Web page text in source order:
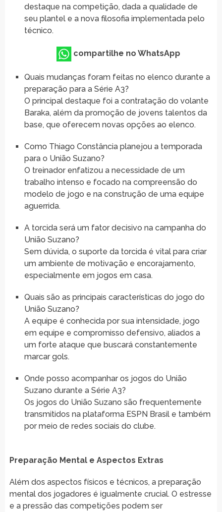
destaque na competição, dada a qualidade de
seu plantel e a nova filosofia implementada pelo
técnico.
compartilhe no WhatsApp
Quais mudanças foram feitas no elenco durante a
preparação para a Série A3?
O principal destaque foi a contratação do volante
Baraka, além da promoção de jovens talentos da
base, que oferecem novas opções ao elenco.
Como Thiago Constância planejou a temporada
para o União Suzano?
O treinador enfatizou a necessidade de um
trabalho intenso e focado na compreensão do
modelo de jogo e na construção de uma equipe
aguerrida.
A torcida será um fator decisivo na campanha do
União Suzano?
Sem dúvida, o suporte da torcida é vital para criar
um ambiente de motivação e encorajamento,
especialmente em jogos em casa.
Quais são as principais características do jogo do
União Suzano?
A equipe é conhecida por sua intensidade, jogo
em equipe e compromisso defensivo, aliados a
um forte ataque que buscará constantemente
marcar gols.
Onde posso acompanhar os jogos do União
Suzano durante a Série A3?
Os jogos do União Suzano são frequentemente
transmitidos na plataforma ESPN Brasil e também
por meio de redes sociais do clube.
Preparação Mental e Aspectos Extras
Além dos aspectos físicos e técnicos, a preparação
mental dos jogadores é igualmente crucial. O estresse
e a pressão das competições podem ser